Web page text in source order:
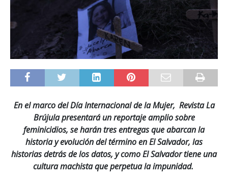
En el marco del Día Internacional de la Mujer, Revista La
Brújula presentará un reportaje amplio sobre
feminicidios, se harán tres entregas que abarcan la
historia y evolución del término en El Salvador, las
historias detrás de los datos, y como El Salvador tiene una
cultura machista que perpetua la impunidad.